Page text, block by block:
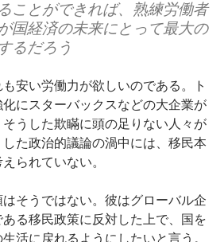
ことができれば、熟練労働者
国経済の未来にとって最大の
るだろう
安い労働力が欲しいのである。ト
にスターバックスなどの大企業が
うした欺瞞に頭の足りない人々が
た政治的議論の渦中には、移民本
られていない。
そうではない。彼はグローバル企
る移民政策に反対した上で、国を
活に戻れるようにしたいと言う。